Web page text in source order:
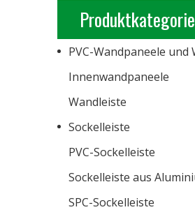
Produktkategorie
Innenwandpaneele
Wandleiste
Sockelleiste
PVC-Sockelleiste
SPC-Sockelleiste